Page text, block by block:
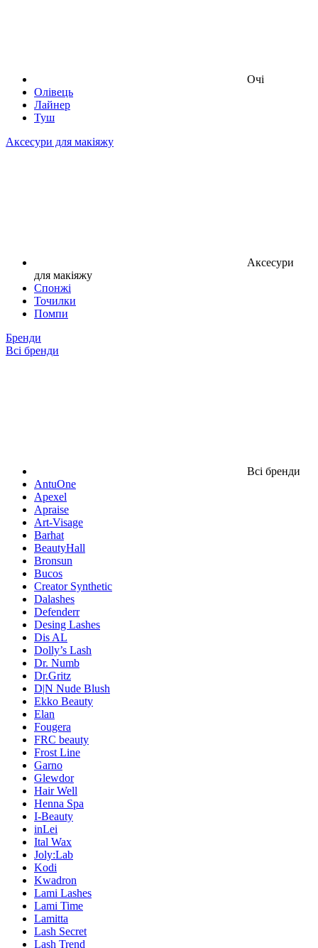
Очі
Олівець
Лайнер
Туш
Аксесури для макіяжу
Аксесури
для макіяжу
Спонжі
Точилки
Помпи
Бренди
Всі бренди
Всі бренди
AntuOne
Apexel
Apraise
Art-Visage
Barhat
BeautyHall
Bronsun
Bucos
Creator Synthetic
Dalashes
Defenderr
Desing Lashes
Dis AL
Dolly’s Lash
Dr. Numb
Dr.Gritz
D|N Nude Blush
Ekko Beauty
Elan
Fougera
FRC beauty
Frost Line
Garno
Glewdor
Hair Well
Henna Spa
I-Beauty
inLei
Ital Wax
Joly:Lab
Kodi
Kwadron
Lami Lashes
Lami Time
Lamitta
Lash Secret
Lash Trend